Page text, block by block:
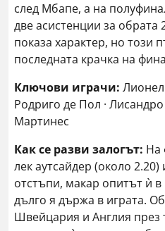
след Мбапе, а на
две асистенции за
показа характер, но този
последната крачка на
Ключови играчи: Лионел
Родриго де Пол ·
Мартинес
Как се разви залогът: На
лек аутсайдер (около
отстъпи, макар опитът ѝ
дълго я държа в играта.
Швейцария и Англия през